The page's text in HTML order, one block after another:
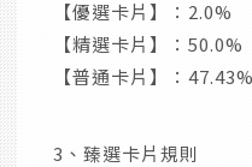
【優選卡片】：2.0%
【精選卡片】：50.0%
【普通卡片】：47.43%
3、臻選卡片規則